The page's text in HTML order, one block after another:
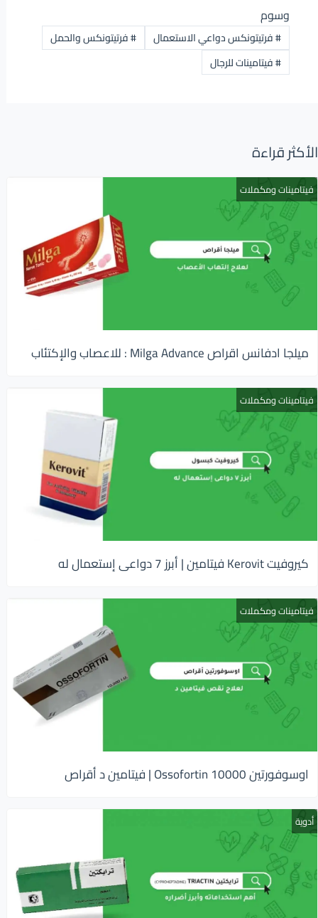
وسوم
#فرتيتونكس دواعي الاستعمال #فرتيتونكس والحمل
#فيتامينات للرجال
الأكثر قراءة
فيتامينات ومكملات
ميلجا ادفانس اقراص Milga Advance : للاعصاب والإكتئاب
فيتامينات ومكملات
كيروفيت Kerovit فيتامين | أبرز 7 دواعى إستعمال له
فيتامينات ومكملات
اوسوفورتين 10000 Ossofortin | فيتامين د أقراص
أدوية